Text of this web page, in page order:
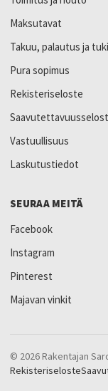
Maksutavat
Takuu, palautus ja tuki
Pura sopimus
Rekisteriseloste
Vastuullisuus
Laskutustiedot
SEURAA MEITÄ
Facebook
Instagram
Pinterest
Majavan vinkit
© 2026 Rakentajan
Rekisteriseloste